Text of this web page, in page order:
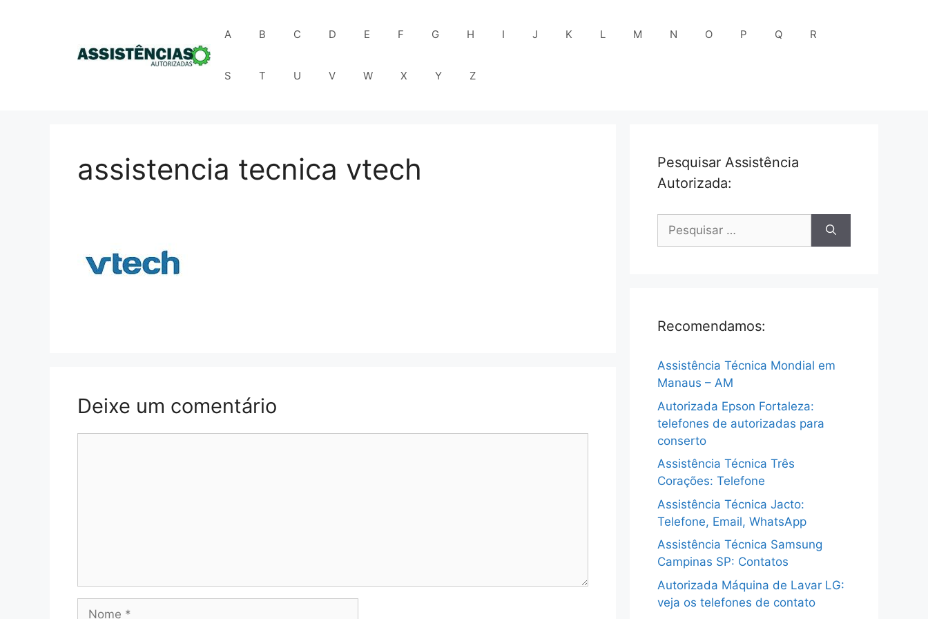
A B C D E F G H I J K L M N O P Q R
S T U V W X Y Z
assistencia tecnica vtech
Deixe um comentário
Nome
Pesquisar Assistência
Autorizada:
Pesquisar
Recomendamos:
Assistência Técnica Mondial em
Manaus – AM
Autorizada Epson Fortaleza:
telefones de autorizadas para
conserto
Assistência Técnica Três
Corações: Telefone
Assistência Técnica Jacto:
Telefone, Email, WhatsApp
Assistência Técnica Samsung
Campinas SP: Contatos
Autorizada Máquina de Lavar LG:
veja os telefones de contato